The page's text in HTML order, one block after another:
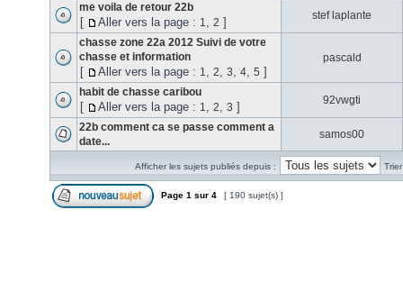
me voila de retour 22b
[ Aller vers la page : 1, 2 ] stef laplante
chasse zone 22a 2012 Suivi de votre
chasse et information
[ Aller vers la page : 1, 2, 3, 4, 5 ]
pascald
habit de chasse caribou
[ Aller vers la page : 1, 2, 3 ] 92vwgti
22b comment ca se passe comment a
date...
samos00
Afficher les sujets publiés depuis :
Page 1 sur 4 [ 190 sujet(s) ]